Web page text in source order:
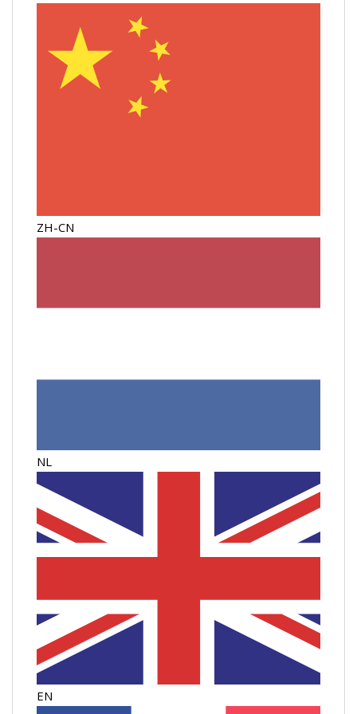
ZH-CN
NL
EN